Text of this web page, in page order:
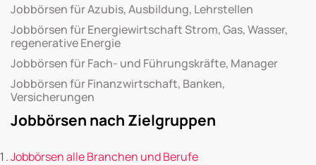
Jobbörsen für Azubis, Ausbildung, Lehrstellen
Jobbörsen für Energiewirtschaft Strom, Gas, Wasser,
regenerative Energie
Jobbörsen für Fach- und Führungskräfte, Manager
Jobbörsen für Finanzwirtschaft, Banken,
Versicherungen
Jobbörsen nach Zielgruppen
Jobbörsen alle Branchen und Berufe